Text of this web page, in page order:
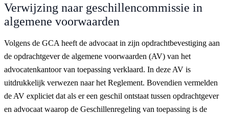
Verwijzing naar geschillencommissie in
algemene voorwaarden
Volgens de GCA heeft de advocaat in zijn opdrachtbevestiging aan
de opdrachtgever de algemene voorwaarden (AV) van het
advocatenkantoor van toepassing verklaard. In deze AV is
uitdrukkelijk verwezen naar het Reglement. Bovendien vermelden
de AV expliciet dat als er een geschil ontstaat tussen opdrachtgever
en advocaat waarop de Geschillenregeling van toepassing is de